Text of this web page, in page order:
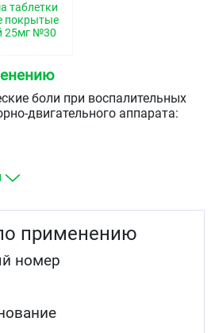
таблетки
покрытые
25мг №30
боли при воспалительных
двигательного аппарата:
хронический
псориатический артрит
применению
номер